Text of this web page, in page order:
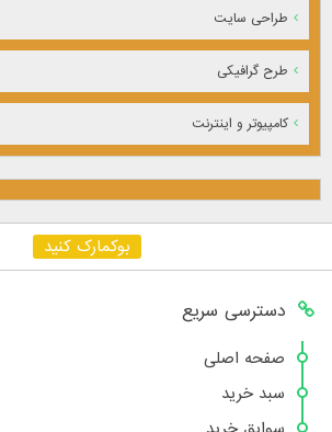
طراحی سایت
طرح گرافیکی
کامپیوتر و اینترنت
بوکمارک کنید
دسترسی سریع
صفحه اصلی
سبد خرید